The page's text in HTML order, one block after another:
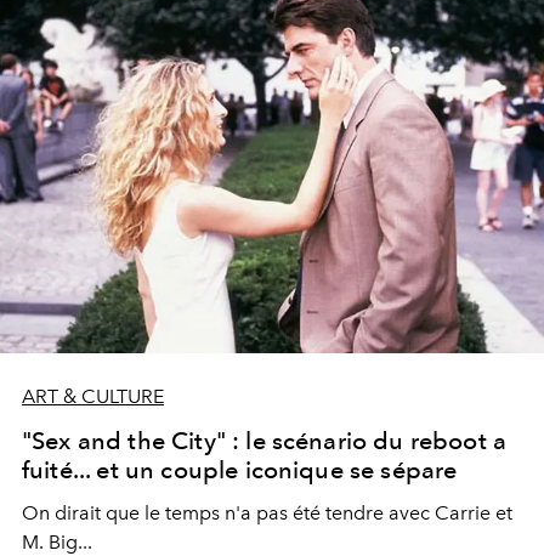
ART & CULTURE
"Sex and the City" : le scénario du reboot a
fuité... et un couple iconique se sépare
On dirait que le temps n'a pas été tendre avec Carrie et
M. Big...